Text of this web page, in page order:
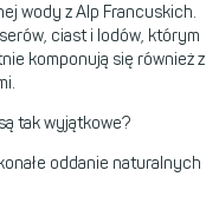
wody z Alp Francuskich.
ciast i lodów, którym
komponują się również z
tak wyjątkowe?
oddanie naturalnych